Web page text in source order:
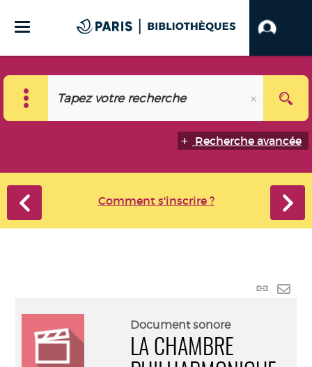
Recherche avancée
Comment s'inscrire ?
Lien
Document sonore
LA CHAMBRE